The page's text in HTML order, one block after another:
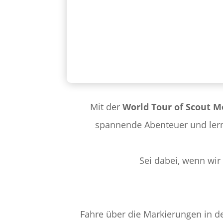
Mit derWorld Tour of Scout
spannende Abenteuer und
Sei dabei, wenn
Fahre über die Markierungen in